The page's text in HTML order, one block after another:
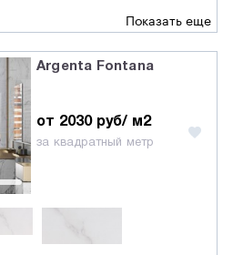
Показать еще
Argenta Fontana
от 2030 руб/ м2
за квадратный метр